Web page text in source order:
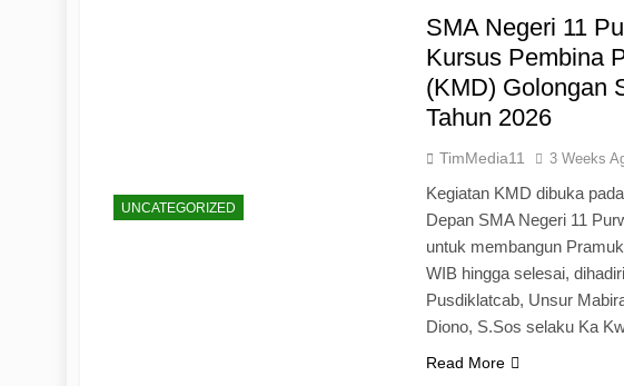
UNCATEGORIZED
SMA Negeri 11
Kursus Pembina
(KMD) Golongan
Tahun 2026
TimMedia11 3 Weeks
Kegiatan KMD dibuka
Depan SMA Negeri 11
untuk membangun
WIB hingga selesai,
Pusdiklatcab, Unsur
Diono, S.Sos selaku Ka
Read More